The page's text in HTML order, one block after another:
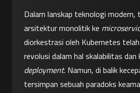
Dalam lanskap teknologi modern,
arsitektur monolitik ke
diorkestrasi oleh Kubernetes
deployment. Namun, di balik
tersimpan sebuah paradoks